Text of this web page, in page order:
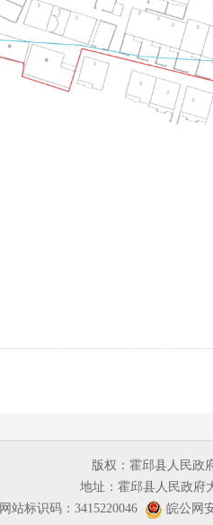
版权：霍邱县人民政
地址：霍邱县人民政府
网站标识码：3415220046
皖公网